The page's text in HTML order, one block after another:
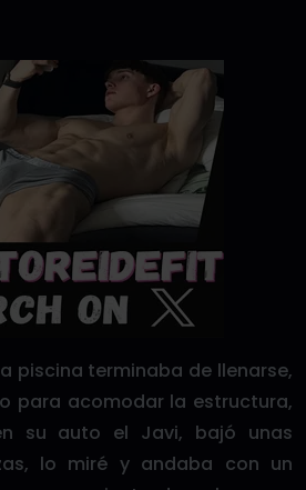
piscina terminaba de llenarse,
para acomodar la estructura,
su auto el Javi, bajó unas
lo miré y andaba con un